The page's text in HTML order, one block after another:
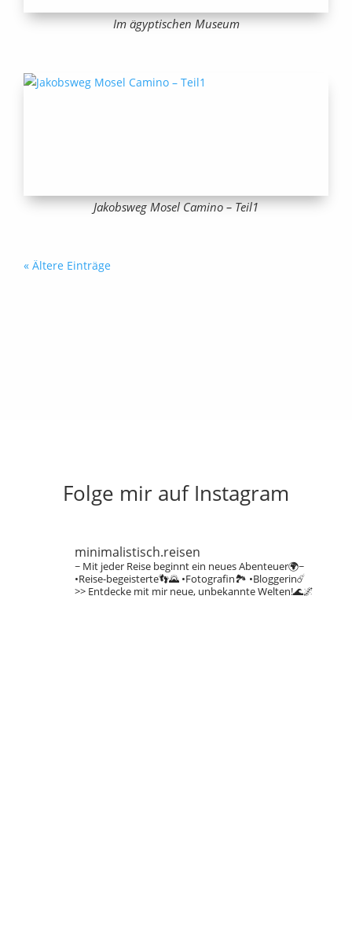
Im ägyptischen Museum
Jakobsweg Mosel Camino – Teil1
« Ältere Einträge
Folge mir auf Instagram
minimalistisch.reisen
~ Mit jeder Reise beginnt ein neues Abenteuer🌍~
•Reise-begeisterte👣🌄•Fotografin🏞️ •Bloggerin☄️
>> Entdecke mit mir neue, unbekannte Welten!🌊🌌